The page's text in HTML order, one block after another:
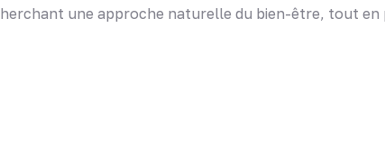
une approche naturelle du bien-être, tout